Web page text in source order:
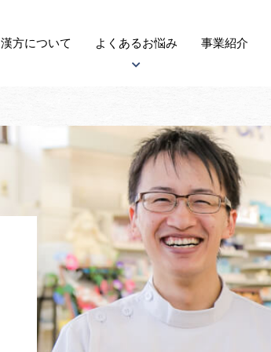
漢方について よくあるお悩み 事業紹介